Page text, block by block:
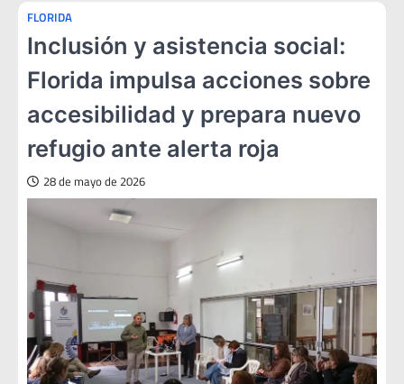
FLORIDA
Inclusión y asistencia social:
Florida impulsa acciones sobre
accesibilidad y prepara nuevo
refugio ante alerta roja
28 de mayo de 2026